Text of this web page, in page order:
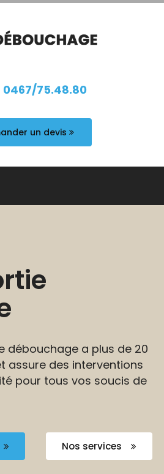
0467/75.48.80
un devis
débouchage a plus de 20
assure des interventions
pour tous vos soucis de
Nos services